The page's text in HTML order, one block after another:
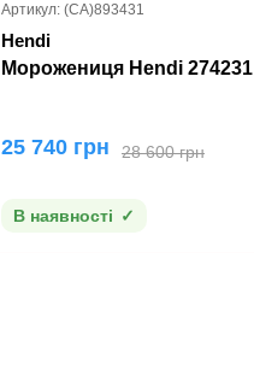
Артикул: (CA)893431
Hendi
Морожениця Hendi 274231
28 600 грн
25 740 грн
В наявності